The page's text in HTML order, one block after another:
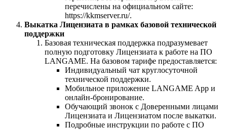
перечислены на официальном сайте:
https://kkmserver.ru/.
Выкатка Лицензиата в рамках базовой технической
поддержки
Базовая техническая поддержка подразумевает
полную подготовку Лицензиата к работе на ПО
LANGAME. На базовом тарифе предоставляется:
Индивидуальный чат круглосуточной
технической поддержки.
Мобильное приложение LANGAME App и
онлайн-бронирование.
Обучающий звонок с Доверенными лицами
Лицензиата и Лицензиатом после выкатки.
Подробные инструкции по работе с ПО